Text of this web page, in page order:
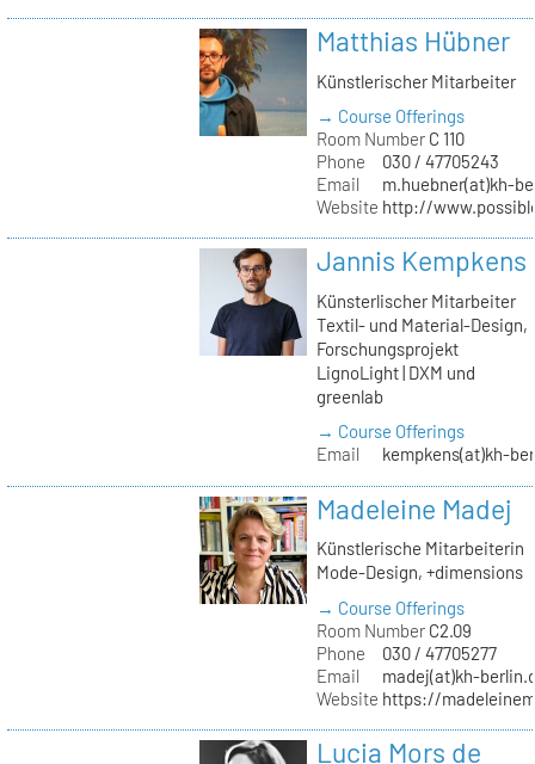
Matthias Hübner
Künstlerischer Mitarbeiter
→ Course Offerings
Room NumberC 110
Phone
030 / 47705243
Email
m.huebner(at)kh-
Website http://
Jannis Kempkens
Künsterlischer Mitarbeiter
Textil- und Material-Design,
Forschungsprojekt
LignoLight | DXM und
greenlab
→ Course Offerings
Email
kempkens(at)kh-
Madeleine Madej
Künstlerische Mitarbeiterin
Mode-Design, +dimensions
→ Course Offerings
Room NumberC2.09
Phone
030 / 47705277
Email
madej(at)kh-
Website https://
Lucia Mors de